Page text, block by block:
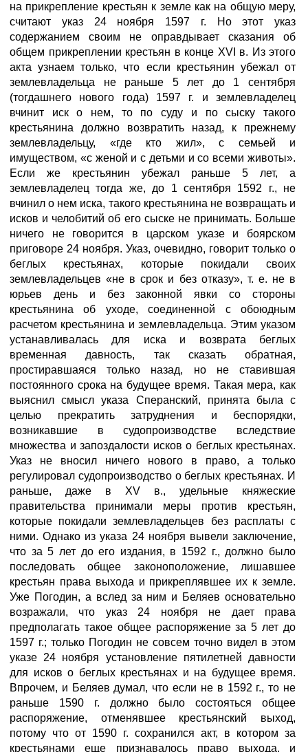
на прикрепление крестьян к земле как на общую меру,
считают указ 24 ноября 1597 г. Но этот указ
содержанием своим не оправдывает сказания об
общем прикреплении крестьян в конце XVI в. Из этого
акта узнаем только, что если крестьянин убежал от
землевладельца не раньше 5 лет до 1 сентября
(тогдашнего нового года) 1597 г. и землевладелец
вчинит иск о нем, то по суду и по сыску такого
крестьянина должно возвратить назад, к прежнему
землевладельцу, «где кто жил», с семьей и
имуществом, «с женой и с детьми и со всеми животы».
Если же крестьянин убежал раньше 5 лет, а
землевладелец тогда же, до 1 сентября 1592 г., не
вчинил о нем иска, такого крестьянина не возвращать и
исков и челобитий об его сыске не принимать. Больше
ничего не говорится в царском указе и боярском
приговоре 24 ноября. Указ, очевидно, говорит только о
беглых крестьянах, которые покидали своих
землевладельцев «не в срок и без отказу», т. е. не в
юрьев день и без законной явки со стороны
крестьянина об уходе, соединенной с обоюдным
расчетом крестьянина и землевладельца. Этим указом
устанавливалась для иска и возврата беглых
временная давность, так сказать обратная,
простиравшаяся только назад, но не ставившая
постоянного срока на будущее время. Такая мера, как
выяснил смысл указа Сперанский, принята была с
целью прекратить затруднения и беспорядки,
возникавшие в судопроизводстве вследствие
множества и запоздалости исков о беглых крестьянах.
Указ не вносил ничего нового в право, а только
регулировал судопроизводство о беглых крестьянах. И
раньше, даже в XV в., удельные княжеские
правительства принимали меры против крестьян,
которые покидали землевладельцев без расплаты с
ними. Однако из указа 24 ноября вывели заключение,
что за 5 лет до его издания, в 1592 г., должно было
последовать общее законоположение, лишавшее
крестьян права выхода и прикреплявшее их к земле.
Уже Погодин, а вслед за ним и Беляев основательно
возражали, что указ 24 ноября не дает права
предполагать такое общее распоряжение за 5 лет до
1597 г.; только Погодин не совсем точно видел в этом
указе 24 ноября установление пятилетней давности
для исков о беглых крестьянах и на будущее время.
Впрочем, и Беляев думал, что если не в 1592 г., то не
раньше 1590 г. должно было состояться общее
распоряжение, отменявшее крестьянский выход,
потому что от 1590 г. сохранился акт, в котором за
крестьянами еще признавалось право выхода, и